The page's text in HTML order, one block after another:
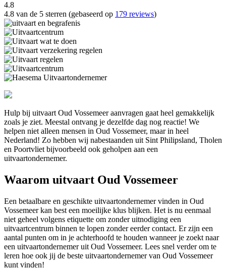
4.8
4.8 van de 5 sterren (gebaseerd op 179 reviews)
Hulp bij uitvaart Oud Vossemeer aanvragen gaat heel gemakkelijk
zoals je ziet. Meestal ontvang je dezelfde dag nog reactie! We
helpen niet alleen mensen in Oud Vossemeer, maar in heel
Nederland! Zo hebben wij nabestaanden uit Sint Philipsland, Tholen
en Poortvliet bijvoorbeeld ook geholpen aan een
uitvaartondernemer.
Waarom uitvaart Oud Vossemeer
Een betaalbare en geschikte uitvaartondernemer vinden in Oud
Vossemeer kan best een moeilijke klus blijken. Het is nu eenmaal
niet geheel volgens etiquette om zonder uitnodiging een
uitvaartcentrum binnen te lopen zonder eerder contact. Er zijn een
aantal punten om in je achterhoofd te houden wanneer je zoekt naar
een uitvaartondernemer uit Oud Vossemeer. Lees snel verder om te
leren hoe ook jij de beste uitvaartondernemer van Oud Vossemeer
kunt vinden!